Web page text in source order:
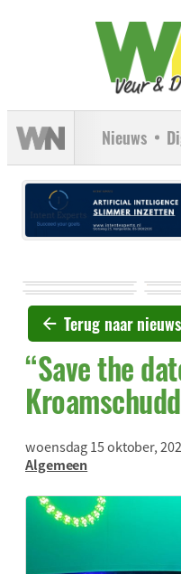
Nieuws
Terug naar
“Save the
woensdag 15 oktober,
Algemeen